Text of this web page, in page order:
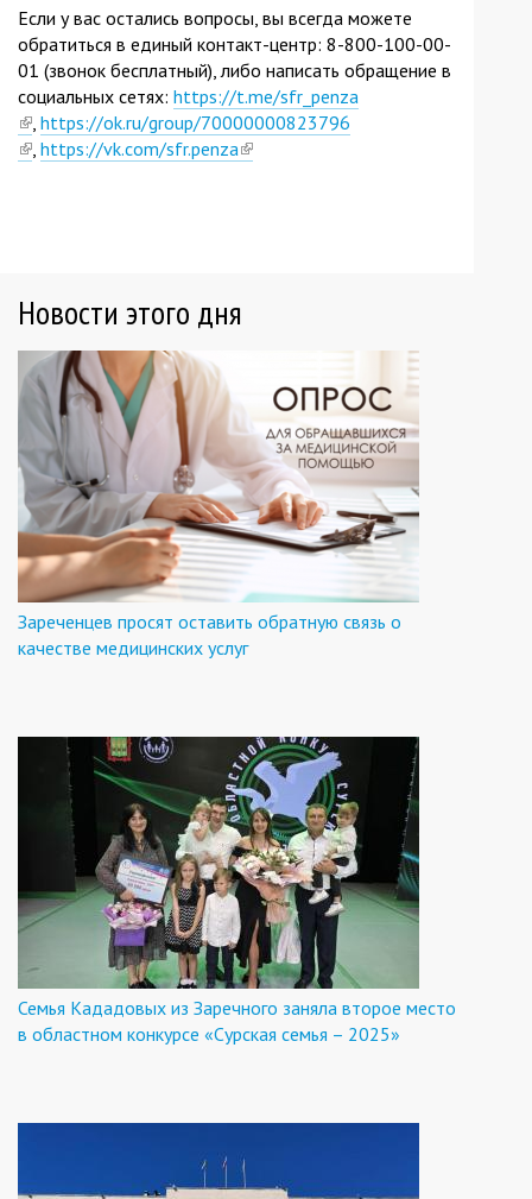
Если у вас остались вопросы, вы всегда можете
обратиться в единый контакт-центр: 8-800-100-00-
01 (звонок бесплатный), либо написать обращение в
социальных сетях: https://t.me/sfr_penza
(link
is
https://ok.ru/group/70000000823796
(linkhttps://vk.com/sfr.penza(link
Новости этого дня
Зареченцев просят оставить обратную связь о
качестве медицинских услуг
Семья Кададовых из Заречного заняла второе место
в областном конкурсе «Сурская семья – 2025»